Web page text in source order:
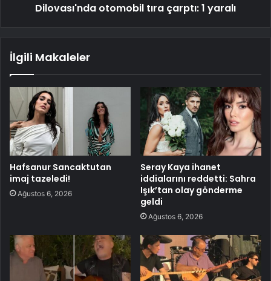
Dilovası'nda otomobil tıra çarptı: 1 yaralı
İlgili Makaleler
Hafsanur Sancaktutan
imaj tazeledi!
Ağustos 6, 2026
Seray Kaya ihanet
iddialarını reddetti: Sahra
Işık’tan olay gönderme
geldi
Ağustos 6, 2026